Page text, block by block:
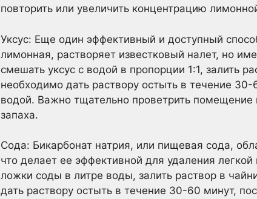
повторить или увеличить концентрацию
Уксус: Еще один эффективный и доступный
лимонная, растворяет известковый налет, но
смешать уксус с водой в пропорции 1:1, залить
необходимо дать раствору остыть в течение
водой. Важно тщательно проветрить помещение
запаха.
Сода: Бикарбонат натрия, или пищевая сода,
что делает ее эффективной для удаления
ложки соды в литре воды, залить раствор в
дать раствору остыть в течение 30-60 минут,